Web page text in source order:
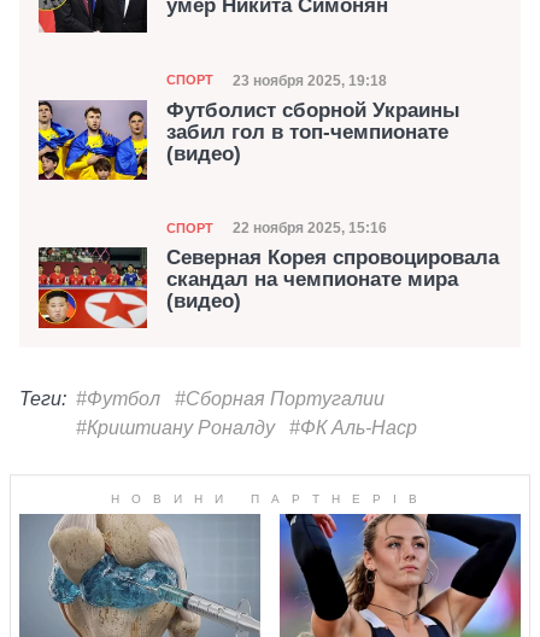
умер Никита Симонян
Категория
СПОРТ Дата публикации
23 ноября 2025, 19:18
Футболист сборной Украины
забил гол в топ-чемпионате
(видео)
Категория
СПОРТ Дата публикации
22 ноября 2025, 15:16
Северная Корея спровоцировала
скандал на чемпионате мира
(видео)
Теги: #Футбол
#Сборная Португалии
#Криштиану Роналду
#ФК Аль-Наср